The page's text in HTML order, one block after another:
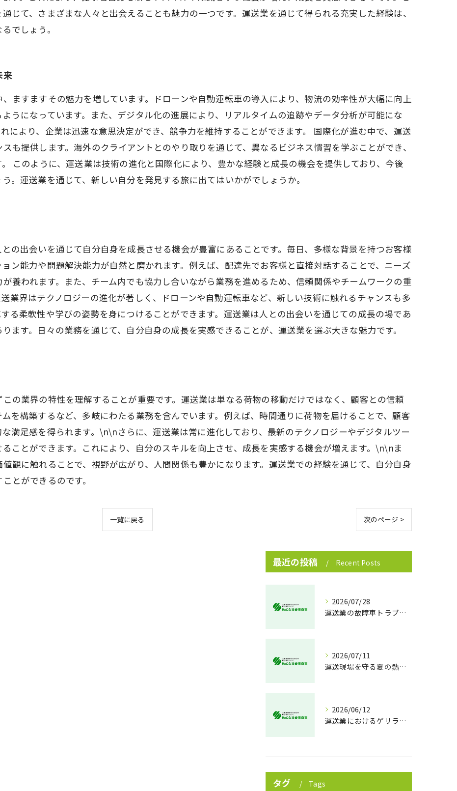
じて、さまざまな人々と出会えることも魅力の一つです。運送業を通じて得られる充実した経験は、
でしょう。
来
ますますその魅力を増しています。ドローンや自動運転車の導入により、物流の効率性が大幅に向上
うになっています。また、デジタル化の進展により、リアルタイムの追跡やデータ分析が可能にな
により、企業は迅速な意思決定ができ、競争力を維持することができます。 国際化が進む中で、運送
も提供します。海外のクライアントとのやり取りを通じて、異なるビジネス慣習を学ぶことができ、
このように、運送業は技術の進化と国際化により、豊かな経験と成長の機会を提供しており、今後
。運送業を通じて、新しい自分を発見する旅に出てはいかがでしょうか。
の出会いを通じて自分自身を成長させる機会が豊富にあることです。毎日、多様な背景を持つお客様
ン能力や問題解決能力が自然と磨かれます。例えば、配達先でお客様と直接対話することで、ニーズ
養われます。また、チーム内でも協力し合いながら業務を進めるため、信頼関係やチームワークの重
業界はテクノロジーの進化が著しく、ドローンや自動運転車など、新しい技術に触れるチャンスも多
る柔軟性や学びの姿勢を身につけることができます。運送業は人との出会いを通じての成長の場であ
ます。日々の業務を通じて、自分自身の成長を実感できることが、運送業を選ぶ大きな魅力です。
の業界の特性を理解することが重要です。運送業は単なる荷物の移動だけではなく、顧客との信頼
を構築するなど、多岐にわたる業務を含んでいます。例えば、時間通りに荷物を届けることで、顧客
満足感を得られます。\n\nさらに、運送業は常に進化しており、最新のテクノロジーやデジタルツー
ことができます。これにより、自分のスキルを向上させ、成長を実感する機会が増えます。\n\nま
観に触れることで、視野が広がり、人間関係も豊かになります。運送業での経験を通じて、自分自身
とができるのです。
一覧に戻る 次のページ >
最近の投稿 Recent Posts
2026/07/28
運送業の故障車トラブル即時対処法
2026/07/11
運送現場を守る夏の熱中症対策
2026/06/12
運送業におけるゲリラ豪雨対策の実践法
タグ Tags